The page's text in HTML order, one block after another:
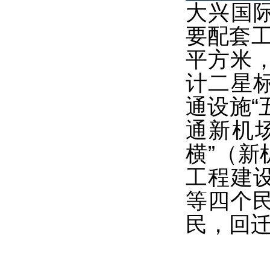
大兴国
要配套
平方米
计二星
通设施“
通新机
横”（新
工程建
等四个
民，回